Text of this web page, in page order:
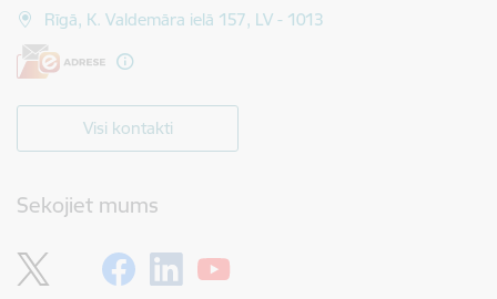
Rīgā, K. Valdemāra ielā 157, LV - 1013
Visi kontakti
Sekojiet mums